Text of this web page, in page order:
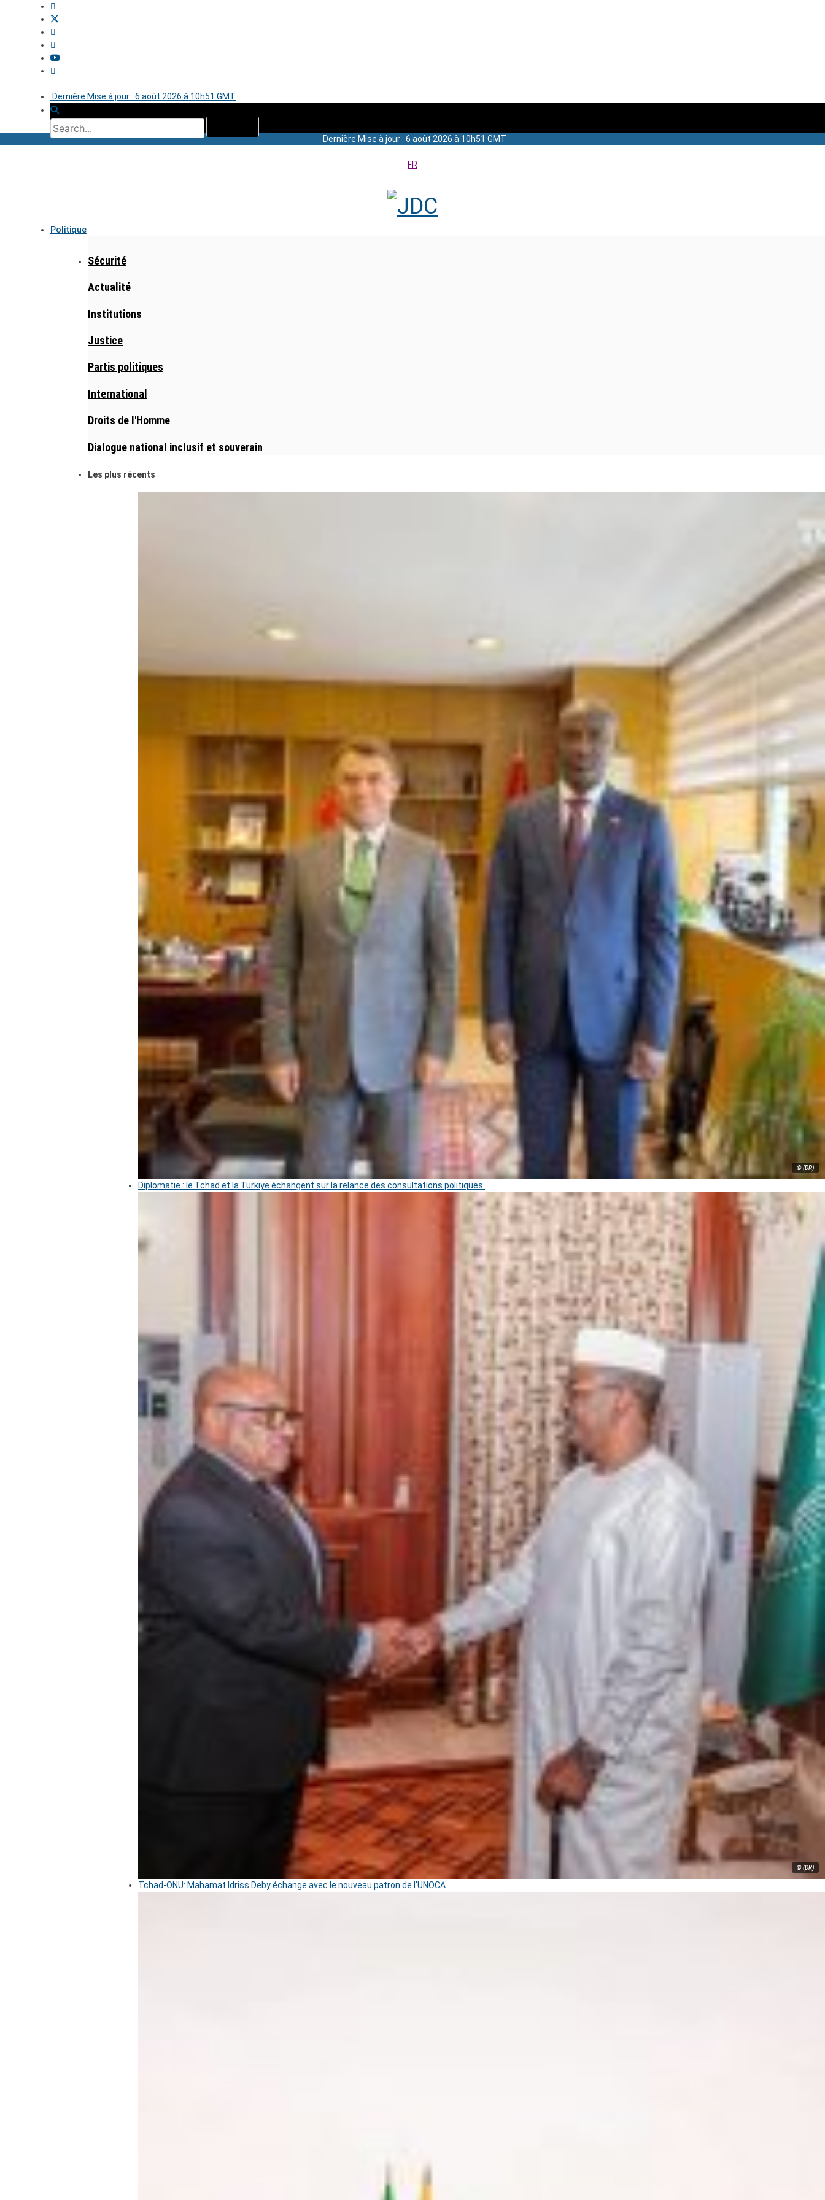
Dernière Mise à jour : 6 août 2026 à 10h51 GMT
Dernière Mise à jour : 6 août 2026 à 10h51 GMT
FR
Politique
Sécurité
Actualité
Institutions
Justice
Partis politiques
International
Droits de l'Homme
Dialogue national inclusif et souverain
Les plus récents
© (DR)
Diplomatie : le Tchad et la Türkiye échangent sur la relance des consultations politiques
© (DR)
Tchad-ONU: Mahamat Idriss Deby échange avec le nouveau patron de l’UNOCA